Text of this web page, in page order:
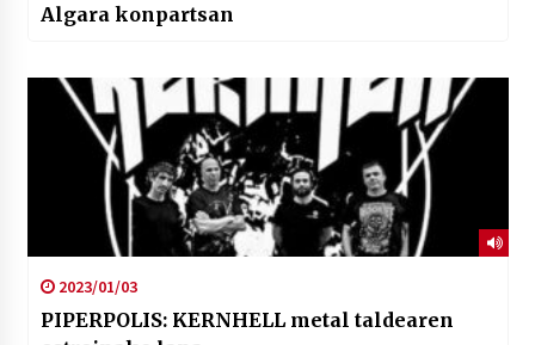
Algara konpartsan
2023/01/03
PIPERPOLIS: KERNHELL metal taldearen